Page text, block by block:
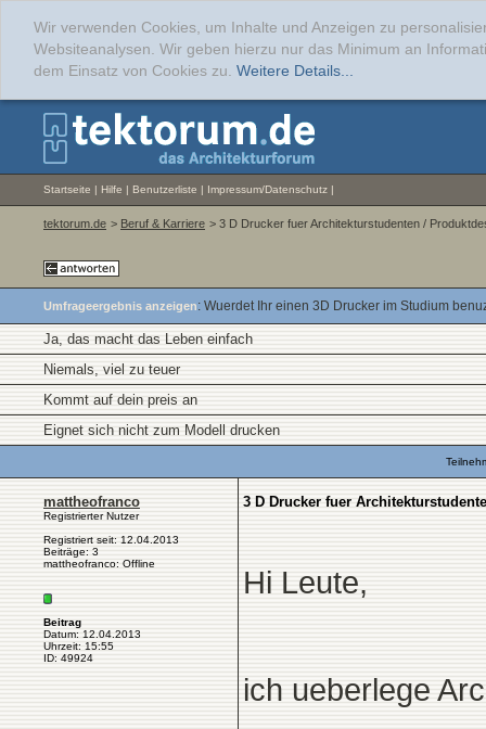
Wir verwenden Cookies, um Inhalte und Anzeigen zu
Websiteanalysen. Wir geben hierzu nur das Minimum an
dem Einsatz von Cookies zu. Weitere Details...
Startseite | Hilfe | Benutzerliste | Impressum/Datenschutz |
tektorum.de > Beruf & Karriere > 3 D Drucker fuer Architekturstudenten /
Umfrageergebnis anzeigen: Wuerdet Ihr einen 3D Drucker im Studium
Ja, das macht das Leben einfach
Niemals, viel zu teuer
Kommt auf dein preis an
Eignet sich nicht zum Modell drucken
mattheofranco
Registrierter Nutzer
Registriert seit: 12.04.2013
Beiträge: 3
mattheofranco: Offline
Beitrag
Datum: 12.04.2013
Uhrzeit: 15:55
ID: 49924
3 D Drucker fuer
Hi Leute,
ich ueberlege